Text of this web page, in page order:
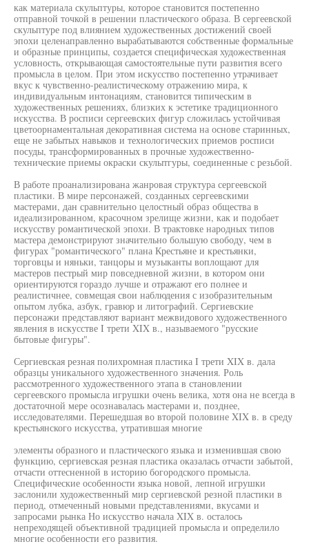
как материала скульптуры, которое становится постепенно
отправной точкой в решении пластического образа. В сергеевской
скульптуре под влиянием художественных достижений своей
эпохи целенаправленно вырабатываются собственные формальные
и образные принципы, создается специфическая художественная
условность, открывающая самостоятельные пути развития всего
промысла в целом. При этом искусство постепенно утрачивает
вкус к чувственно-реалистическому отражению мира, к
индивидуальным интонациям, становится типическим в
художественных решениях, близких к эстетике традиционного
искусства. В росписи сергеевских фигур сложилась устойчивая
цветоорнаментальная декоративная система на основе старинных,
еще не забытых навыков и технологических приемов росписи
посуды, трансформированных в прочные художественно-
технические приемы окраски скулытгуры, соединенные с резьбой.
В работе проанализирована жанровая структура сергеевской
пластики. В мире персонажей, созданных сергеевскими
мастерами, дан сравнительно целостный образ общества в
идеализированном, красочном зрелище жизни, как и подобает
искусству романтической эпохи. В трактовке народных типов
мастера демонстрируют значительно большую свободу, чем в
фигурах "романтического" плана Крестьяне и крестьянки,
торговцы и няньки, танцоры и музыканты воплощают для
мастеров пестрый мир повседневной жизни, в котором они
ориентируются гораздо лучше и отражают его полнее и
реалистичнее, совмещая свои наблюдения с изобразительным
опытом лубка, азбук, гравюр и литографий. Сергиевские
персонажи представляют вариант межвидового художественного
явления в искусстве I трети XIX в., называемого "русские
бытовые фигуры".
Сергиевская резная полихромная пластика I трети XIX в. дала
образцы уникального художественного значения. Роль
рассмотренного художественного этапа в становлении
сергеевского промысла игрушки очень велика, хотя она не всегда в
достаточной мере осознавалась мастерами и, позднее,
исследователями. Перешедшая во второй половине XIX в. в среду
крестьянского искусства, утратившая многие
элементы образного и пластического языка и изменившая свою
функцию, сергиевская резная пластика оказалась отчасти забытой,
отчасти оттесненной в историю богородского промысла.
Специфические особенности языка новой, лепной игрушки
заслонили художественный мир сергиевской резной пластики в
период, отмеченный новыми представлениями, вкусами и
запросами рынка Но искусство начала XIX в. осталось
непреходящей объективной традицией промысла и определило
многие особенности его развития.